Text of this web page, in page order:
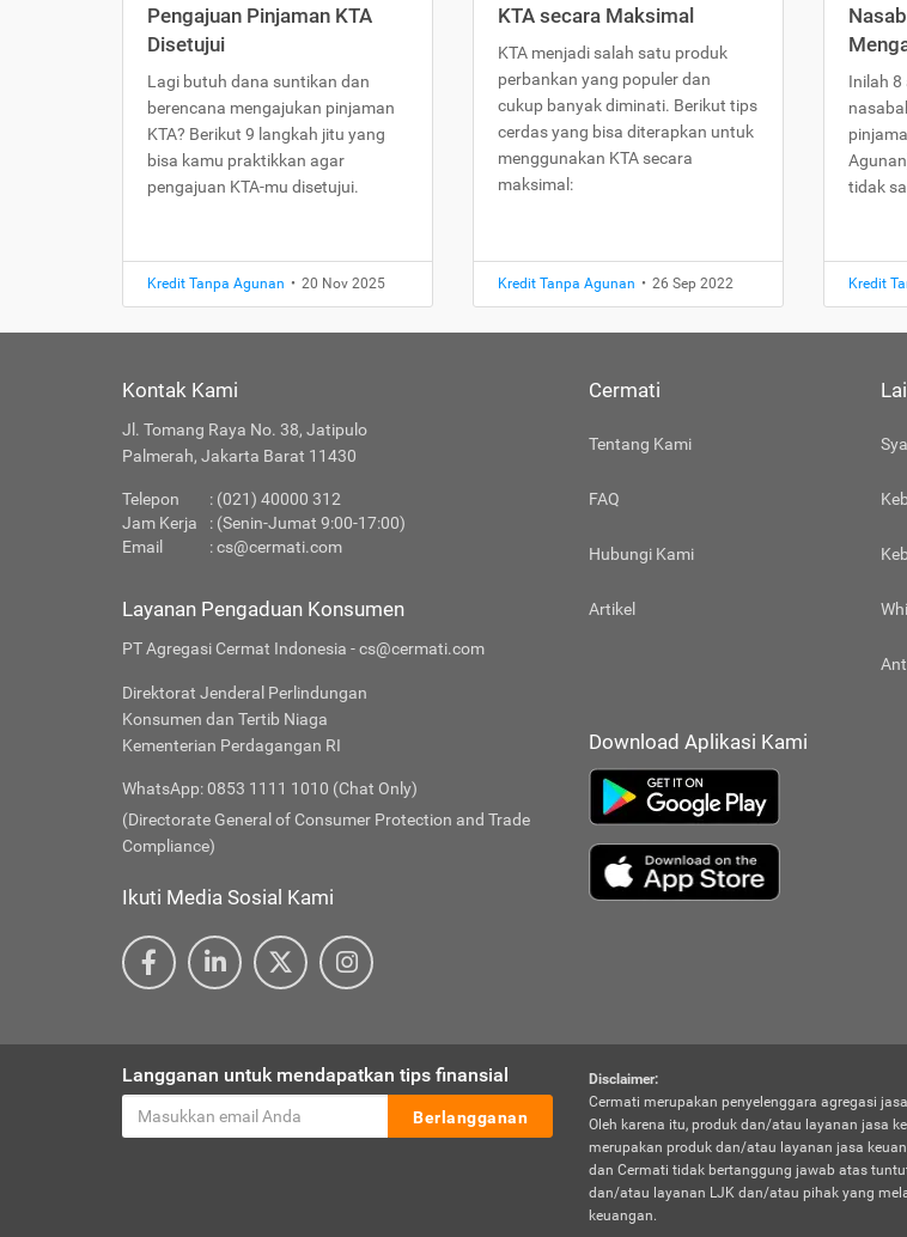
Pengajuan Pinjaman KTA
Disetujui
Lagi butuh dana suntikan dan
berencana mengajukan pinjaman
KTA? Berikut 9 langkah jitu yang
bisa kamu praktikkan agar
pengajuan KTA-mu disetujui.
Kredit Tanpa Agunan • 20 Nov 2025
KTA secara Maksimal
KTA menjadi salah satu produk
perbankan yang populer dan
cukup banyak diminati. Berikut tips
cerdas yang bisa diterapkan untuk
menggunakan KTA secara
maksimal:
Kredit Tanpa Agunan • 26 Sep 2022
Inilah 8
tidak
Kredit
Kontak Kami
Jl. Tomang Raya No. 38, Jatipulo
Palmerah, Jakarta Barat 11430
Telepon
: (021) 40000 312
Jam Kerja
: (Senin-Jumat 9:00-17:00)
Email
:cs@cermati.com
Layanan Pengaduan Konsumen
PT Agregasi Cermat Indonesia - cs@cermati.com
Direktorat Jenderal Perlindungan
Konsumen dan Tertib Niaga
Kementerian Perdagangan RI
WhatsApp: 0853 1111 1010 (Chat Only)
(Directorate General of Consumer Protection and Trade
Compliance)
Ikuti Media Sosial Kami
Cermati
Tentang Kami
FAQ
Hubungi Kami
Artikel
Download Aplikasi Kami
Langganan untuk mendapatkan tips finansial
Berlangganan
Disclaimer:
Cermati merupakan penyelenggara agregasi
Oleh karena itu, produk dan/atau layanan jasa
merupakan produk dan/atau layanan jasa
dan Cermati tidak bertanggung jawab atas
dan/atau layanan LJK dan/atau pihak yang
keuangan.